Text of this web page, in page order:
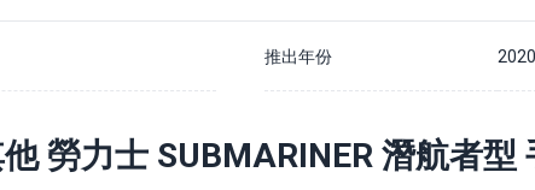
推出年份 2020
勞力士 SUBMARINER 潛航者型